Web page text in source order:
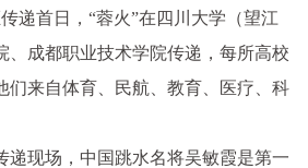
递首日，“蓉火”在四川大学（望江
、成都职业技术学院传递，每所高校
们来自体育、民航、教育、医疗、科
递现场，中国跳水名将吴敏霞是第一